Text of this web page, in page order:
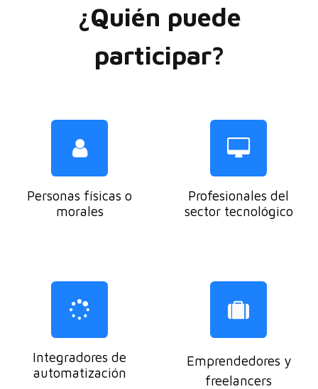
¿Quién puede
participar?
Personas físicas o
morales
Profesionales del
sector tecnológico
Integradores de
automatización
Emprendedores y
freelancers